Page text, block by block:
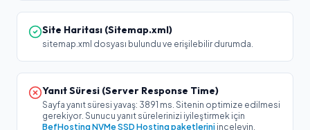
Site Haritası (Sitemap.xml)
sitemap.xml dosyası bulundu ve erişilebilir durumda.
Yanıt Süresi (Server Response Time)
Sayfa yanıt süresi yavaş: 3891 ms. Sitenin optimize edilmesi
gerekiyor. Sunucu yanıt sürelerinizi iyileştirmek için
BefHosting NVMe SSD Hosting paketlerini inceleyin.